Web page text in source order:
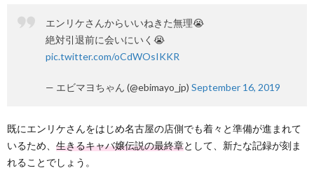
エンリケさんからいいねきた無理😭
絶対引退前に会いにいく😭
pic.twitter.com/oCdWOsIKKR
— エビマヨちゃん (@ebimayo_jp) September 16, 2019
既にエンリケさんをはじめ名古屋の店側でも着々と準備が進まれて
いるため、 生きるキャバ嬢伝説の最終章として、新たな記録が刻ま
れることでしょう。